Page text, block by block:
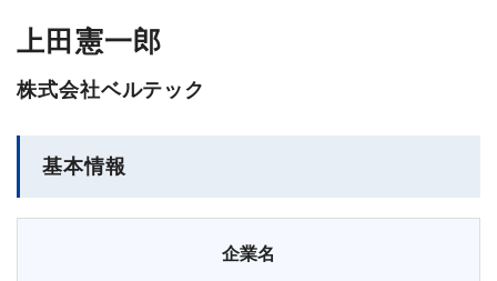
上田憲一郎
株式会社ベルテック
基本情報
企業名